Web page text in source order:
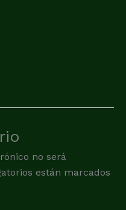
no será
están marcados